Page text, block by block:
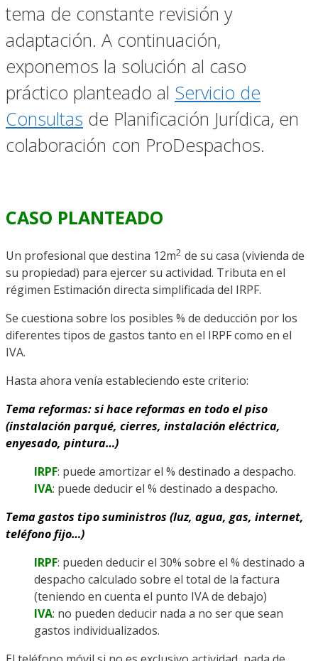
tema de constante revisión y
adaptación. A continuación,
exponemos la solución al caso
práctico planteado al Servicio de
Consultas de Planificación Jurídica, en
colaboración con ProDespachos.
CASO PLANTEADO
Un profesional que destina 12m2 de su casa (vivienda de
su propiedad) para ejercer su actividad. Tributa en el
régimen Estimación directa simplificada del IRPF.
Se cuestiona sobre los posibles % de deducción por los
diferentes tipos de gastos tanto en el IRPF como en el
IVA.
Hasta ahora venía estableciendo este criterio:
Tema reformas: si hace reformas en todo el piso
(instalación parqué, cierres, instalación eléctrica,
enyesado, pintura…)
IRPF: puede amortizar el % destinado a despacho.
IVA: puede deducir el % destinado a despacho.
Tema gastos tipo suministros (luz, agua, gas, internet,
teléfono fijo…)
IRPF: pueden deducir el 30% sobre el % destinado a
despacho calculado sobre el total de la factura
(teniendo en cuenta el punto IVA de debajo)
IVA: no pueden deducir nada a no ser que sean
gastos individualizados.